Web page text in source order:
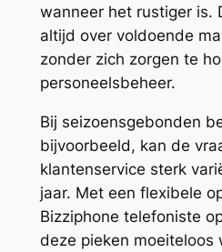
wanneer het rustiger is.
altijd over voldoende
zonder zich zorgen te
personeelsbeheer.
Bij seizoensgebonden
bijvoorbeeld, kan de
klantenservice sterk
jaar. Met een flexibele
Bizziphone telefoniste
deze pieken moeiteloos